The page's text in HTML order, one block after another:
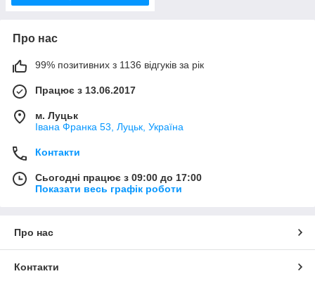
Про нас
99% позитивних з 1136 відгуків за рік
Працює з 13.06.2017
м. Луцьк
Івана Франка 53, Луцьк, Україна
Контакти
Сьогодні працює з 09:00 до 17:00
Показати весь графік роботи
Про нас
Контакти